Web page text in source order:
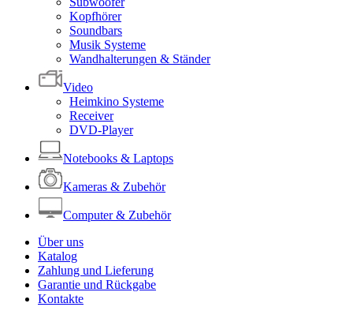
Kopfhörer
Soundbars
Musik Systeme
Wandhalterungen & Ständer
Video
Heimkino Systeme
Receiver
DVD-Player
Notebooks & Laptops
Kameras & Zubehör
Computer & Zubehör
Über uns
Katalog
Zahlung und Lieferung
Garantie und Rückgabe
Kontakte